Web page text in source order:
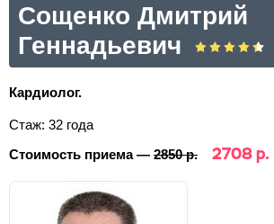
Сощенко Дмитрий
Геннадьевич
Кардиолог.
Стаж: 32 года
Стоимость приема — 2850 р. 2708 р.